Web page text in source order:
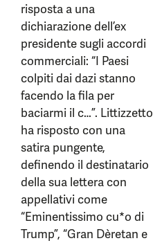
risposta a una
dichiarazione dell’ex
presidente sugli accordi
commerciali: “I Paesi
colpiti dai dazi stanno
facendo la fila per
baciarmi il c…”. Littizzetto
ha risposto con una
satira pungente,
definendo il destinatario
della sua lettera con
appellativi come
“Eminentissimo cu*o di
Trump”, “Gran Dèretan e